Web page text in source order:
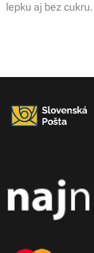
lepku aj bez cukru.